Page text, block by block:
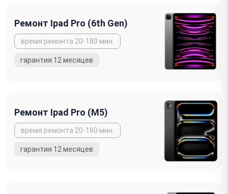
Ремонт Ipad Pro (6th Gen)
Ремонт Ipad Pro (M5)